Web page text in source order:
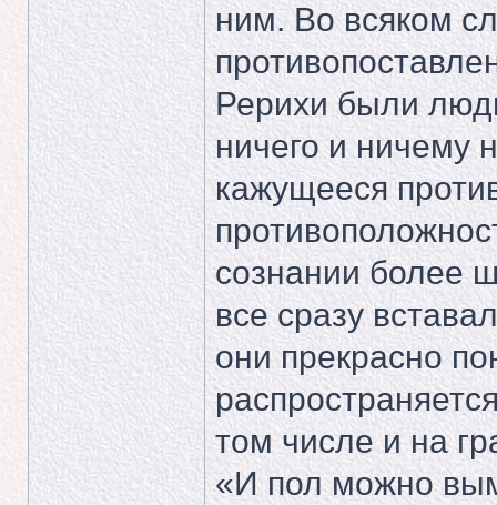
ним. Во всяком
Рерихи были
ничего и ничему
кажущееся
сознании более
все сразу
они прекрасно
том числе и на
«И пол можно